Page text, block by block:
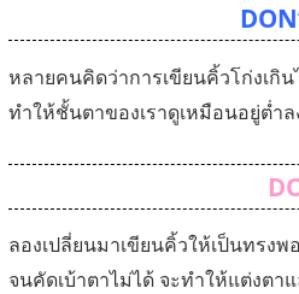
หลายคนคิดว่าการเขียนคิ้วโก่งเกิ
ทำให้ชั้นตาของเราดูเหมือนอยู่ต่ำ
ลองเปลี่ยนมาเขียนคิ้วให้เป็นทรง
จนคัดเบ้าตาไม่ได้ จะทำให้แต่งต